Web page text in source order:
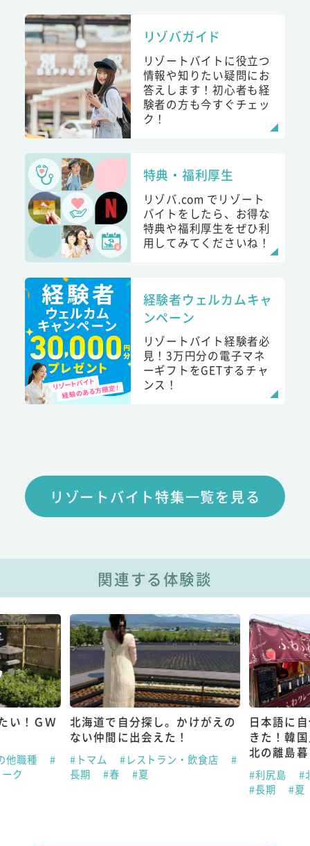
リゾバガイド
リゾートバイトに役立つ
情報や知りたい疑問にお
答えします！初心者も経
験者の方も今すぐチェッ
ク！
特典・福利厚生
リゾバ.com でリゾート
バイトをしたら、お得な
特典や福利厚生をぜひ利
用してみてくださいね！
経験者ウェルカムキャ
ンペーン
リゾートバイト経験者必
見！3万円分の電子マネ
ーギフトをGETするチャ
ンス！
リゾートバイト特集一覧を見る
関連する体験談
い！ＧＷ
他職種
#
ク
北海道で自分探し。かけがえの
ない仲間に出会えた！
#トマム #レストラン・飲食店
#
長期
#春 #夏
日本語に
きた！韓
北の離島
#利尻島
#
#長期
#夏